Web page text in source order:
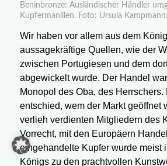
Beninbronze: Ausländischer Händler
Kupfermanillen. Foto: Ursula Kampmann.
Wir haben vor allem aus dem
aussagekräftige Quellen, wie der
zwischen Portugiesen und dem
abgewickelt wurde. Der Handel
Monopol des Oba, des Herrschers.
entschied, wem der Markt geöffnet
verlieh verdienten Mitgliedern des
Vorrecht, mit den Europäern
eingehandelte Kupfer wurde meist
Königs zu den prachtvollen